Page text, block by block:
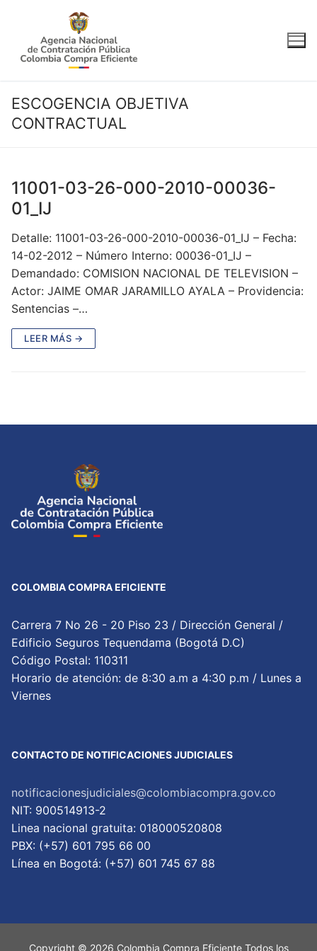
contenido
ESCOGENCIA OBJETIVA
CONTRACTUAL
11001-03-26-000-2010-00036-
01_IJ
Detalle: 11001-03-26-000-2010-00036-01_IJ – Fecha:
14-02-2012 – Número Interno: 00036-01_IJ –
Demandado: COMISION NACIONAL DE TELEVISION –
Actor: JAIME OMAR JARAMILLO AYALA – Providencia:
Sentencias –…
LEER MÁS →
COLOMBIA COMPRA EFICIENTE
Carrera 7 No 26 - 20 Piso 23 / Dirección General /
Edificio Seguros Tequendama (Bogotá D.C)
Código Postal: 110311
Horario de atención: de 8:30 a.m a 4:30 p.m / Lunes a
Viernes
CONTACTO DE NOTIFICACIONES JUDICIALES
notificacionesjudiciales@colombiacompra.gov.co
NIT: 900514913-2
Linea nacional gratuita: 018000520808
PBX: (+57) 601 795 66 00
Lí­nea en Bogotá: (+57) 601 745 67 88
Copyright © 2026 Colombia Compra Eficiente Todos los